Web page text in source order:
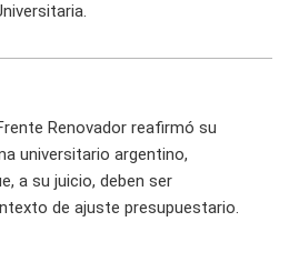
Renovador reafirmó su
universitario argentino,
a su juicio, deben ser
de ajuste presupuestario.